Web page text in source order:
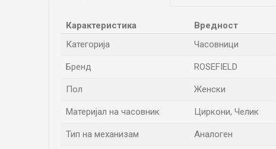
Карактеристика
Вредност
Категорија
Часовници
Бренд ROSEFIELD
Пол Женски
Материјал на часовник Циркони, Челик
Тип на механизам Аналоген